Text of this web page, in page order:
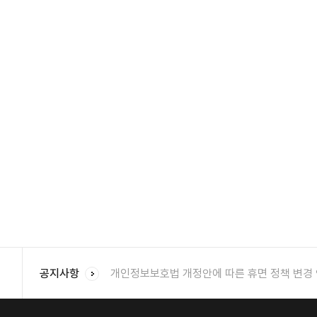
공지사항 개인정보보호법 개정안에 따른 휴면 정책 변경